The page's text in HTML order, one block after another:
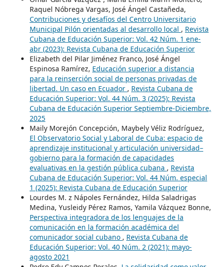
Raquel Nóbrega Vargas, José Ángel Castañeda,
Contribuciones y desafíos del Centro Universitario
Municipal Pilón orientadas al desarrollo local , Revista
Cubana de Educación Superior: Vol. 42 Núm. 1 ene-
abr (2023): Revista Cubana de Educación Superior
Elizabeth del Pilar Jiménez Franco, José Ángel
Espinosa Ramírez, Educación superior a distancia
para la reinserción social de personas privadas de
libertad. Un caso en Ecuador , Revista Cubana de
Educación Superior: Vol. 44 Núm. 3 (2025): Revista
Cubana de Educación Superior Septiembre-Diciembre,
2025
Maily Morejón Concepción, Maybely Véliz Rodríguez,
El Observatorio Social y Laboral de Cuba: espacio de
aprendizaje institucional y articulación universidad–
gobierno para la formación de capacidades
evaluativas en la gestión pública cubana , Revista
Cubana de Educación Superior: Vol. 44 Núm. especial
1 (2025): Revista Cubana de Educación Superior
Lourdes M. z Nápoles Fernández, Hilda Saladrigas
Medina, Yusleidy Pérez Ramos, Yamila Vázquez Bonne,
Perspectiva integradora de los lenguajes de la
comunicación en la formación académica del
comunicador social cubano , Revista Cubana de
Educación Superior: Vol. 40 Núm. 2 (2021): mayo-
agosto 2021